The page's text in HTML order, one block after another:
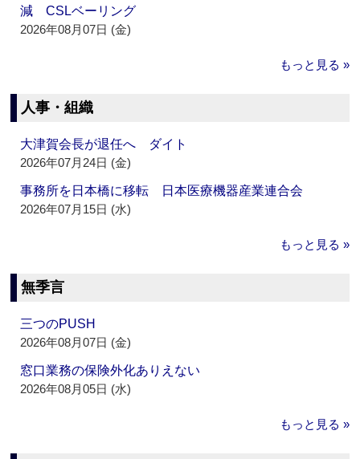
減 CSLベーリング
2026年08月07日 (金)
もっと見る »
人事・組織
大津賀会長が退任へ ダイト
2026年07月24日 (金)
事務所を日本橋に移転 日本医療機器産業連合会
2026年07月15日 (水)
もっと見る »
無季言
三つのPUSH
2026年08月07日 (金)
窓口業務の保険外化ありえない
2026年08月05日 (水)
もっと見る »